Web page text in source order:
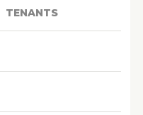
TENANTS